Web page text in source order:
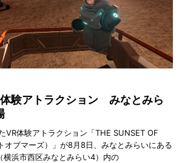
験アトラクション みなとみら
VR体験アトラクション「THE SUNSET OF
オブマーズ）」が8月8日、みなとみらいにある
横浜市西区みなとみらい4）内の